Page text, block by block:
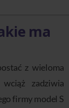
ma
z wieloma
zadziwia
firmy model S